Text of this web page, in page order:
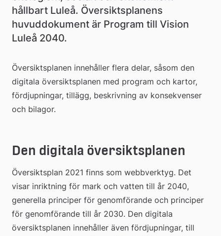
hållbart Luleå. Översiktsplanens
huvuddokument är Program till Vision
Luleå 2040.
Översiktsplanen innehåller flera delar, såsom den
digitala översiktsplanen med program och kartor,
fördjupningar, tillägg, beskrivning av konsekvenser
och bilagor.
Den digitala översiktsplanen
Översiktsplan 2021 finns som webbverktyg. Det
visar inriktning för mark och vatten till år 2040,
generella principer för genomförande och principer
för genomförande till år 2030. Den digitala
översiktsplanen innehåller även fördjupningar, till